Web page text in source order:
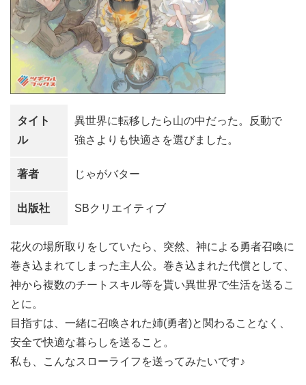
タイト
ル
異世界に転移したら山の中だった。反動で
強さよりも快適さを選びました。
著者 じゃがバター
出版社 SBクリエイティブ
花火の場所取りをしていたら、突然、神による勇者召喚に
巻き込まれてしまった主人公。巻き込まれた代償として、
神から複数のチートスキル等を貰い異世界で生活を送るこ
とに。
目指すは、一緒に召喚された姉(勇者)と関わることなく、
安全で快適な暮らしを送ること。
私も、こんなスローライフを送ってみたいです♪